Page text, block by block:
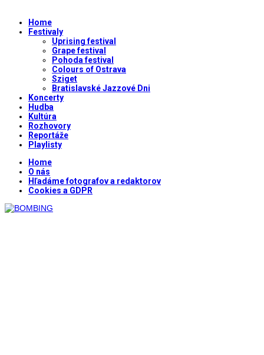
Home
Festivaly
Uprising festival
Grape festival
Pohoda festival
Colours of Ostrava
Sziget
Bratislavské Jazzové Dni
Koncerty
Hudba
Kultúra
Rozhovory
Reportáže
Playlisty
Home
O nás
Hľadáme fotografov a redaktorov
Cookies a GDPR